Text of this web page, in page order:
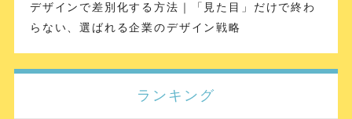
デザインで差別化する方法｜「見た目」だけで終わ
らない、選ばれる企業のデザイン戦略
ランキング